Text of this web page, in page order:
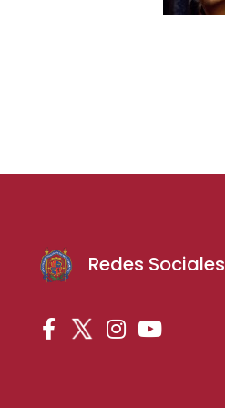
Redes Sociales